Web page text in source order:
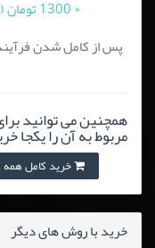
+ 1300 تومان (10 درصد مالیات بر ارزش افزوده)
پس از کامل شدن
همچنین می توانید
مربوط به آن را یکجا
خرید کامل همه
خرید با روش های دیگر